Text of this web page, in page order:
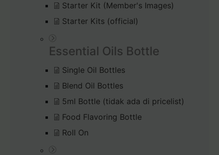
Starter Kit (Member's Images)
Starter Kits (official)
Essential Oils Bottle
Single Oil Bottles
Blend Oil Bottles
5ml Bottle (tidak ada di pricelist)
Food Flavoring Bottle
Roll On